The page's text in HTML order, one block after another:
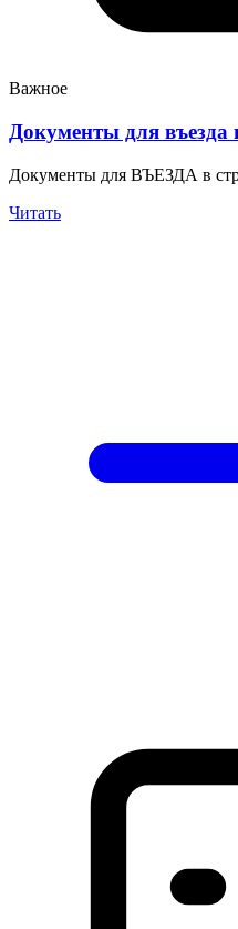
Важное
Документы для въезда
Документы для ВЪЕЗДА в
Читать